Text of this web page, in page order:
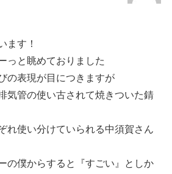
ます！
っと眺めておりました
の表現が目につきますが
気管の使い古されて焼きついた錆
れ使い分けていられる中須賀さん
の僕からすると『すごい』としか